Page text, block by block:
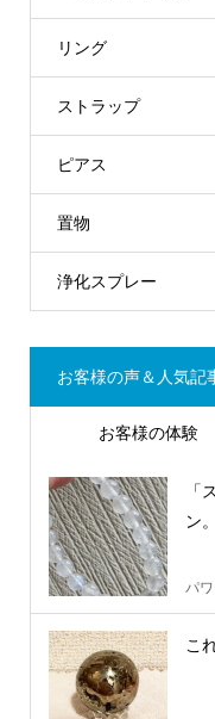
リング
ストラップ
ピアス
置物
浄化スプレー
お客様の声＆人気記
お客様の体験
「
ン
パ
こ